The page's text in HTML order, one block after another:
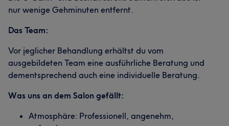
nur wenige Gehminuten entfernt.
Das Team:
Vor jeglicher Behandlung erhältst du vom
ausgebildeten Team eine ausführliche Beratung und
dementsprechend auch eine individuelle Beratung.
Was uns an dem Salon gefällt:
Atmosphäre: Professionell, angenehm,